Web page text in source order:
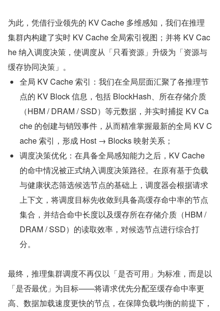
为此，凭借行业领先的 KV Cache 多维感知，我们在推理
集群内构建了实时 KV Cache 全局索引视图；并将 KV Cac
he 纳入调度决策，使调度从「只看资源」升级为「资源与
缓存协同决策」。
全局 KV Cache 索引：我们在全局层面汇聚了各推理节
点的 KV Block 信息，包括 BlockHash、所在存储介质
（HBM / DRAM / SSD）等元数据，并实时捕捉 KV Ca
che 的创建与销毁事件，从而精准掌握最新的全局 KV C
ache 索引，形成 Host → Blocks 映射关系；
调度决策优化：在具备全局感知能力之后，KV Cache
的命中情况被正式纳入调度决策路径。在原有基于负载
与健康状态筛选候选节点的基础上，调度器会根据请求
上下文，将调度目标先收敛到具备高缓存命中率的节点
集合，并结合命中长度以及缓存所在存储介质（HBM /
DRAM / SSD）的读取效率，对候选节点进行综合打
分。
最终，推理集群调度不再仅以「是否可用」为标准，而是以
「是否最优」为目标——将请求优先分配至缓存命中率更
高、数据加载速度更快的节点，在保障负载均衡的前提下，